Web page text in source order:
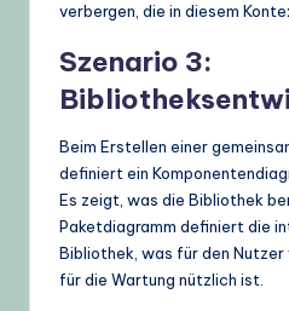
verbergen, die in diesem
Szenario 3:
Beim Erstellen einer
definiert ein
Es zeigt, was die Bibliothek
Paketdiagramm definiert die
Bibliothek, was für den
für die Wartung nützlich ist.